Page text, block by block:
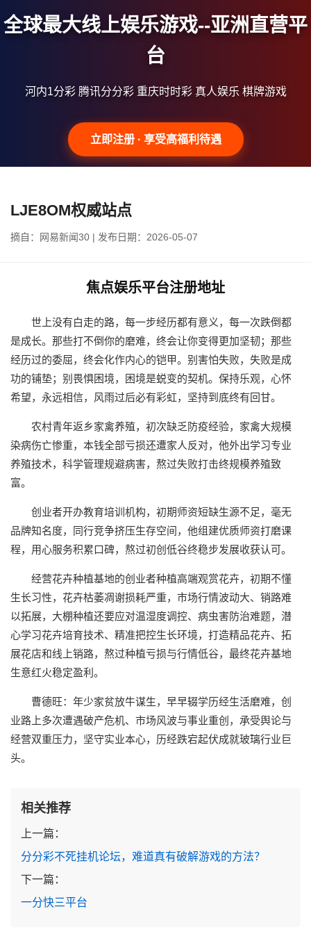
全球最大线上娱乐游戏--亚洲直营平
台
河内1分彩 腾讯分分彩 重庆时时彩 真人娱乐 棋牌游戏
立即注册 · 享受高福利待遇
LJE8OM权威站点
摘自：网易新闻30 | 发布日期：2026-05-07
焦点娱乐平台注册地址
世上没有白走的路，每一步经历都有意义，每一次跌倒都
是成长。那些打不倒你的磨难，终会让你变得更加坚韧；那些
经历过的委屈，终会化作内心的铠甲。别害怕失败，失败是成
功的铺垫；别畏惧困境，困境是蜕变的契机。保持乐观，心怀
希望，永远相信，风雨过后必有彩虹，坚持到底终有回甘。
农村青年返乡家禽养殖，初次缺乏防疫经验，家禽大规模
染病伤亡惨重，本钱全部亏损还遭家人反对，他外出学习专业
养殖技术，科学管理规避病害，熬过失败打击终规模养殖致
富。
创业者开办教育培训机构，初期师资短缺生源不足，毫无
品牌知名度，同行竞争挤压生存空间，他组建优质师资打磨课
程，用心服务积累口碑，熬过初创低谷终稳步发展收获认可。
经营花卉种植基地的创业者种植高端观赏花卉，初期不懂
生长习性，花卉枯萎凋谢损耗严重，市场行情波动大、销路难
以拓展，大棚种植还要应对温湿度调控、病虫害防治难题，潜
心学习花卉培育技术、精准把控生长环境，打造精品花卉、拓
展花店和线上销路，熬过种植亏损与行情低谷，最终花卉基地
生意红火稳定盈利。
曹德旺：年少家贫放牛谋生，早早辍学历经生活磨难，创
业路上多次遭遇破产危机、市场风波与事业重创，承受舆论与
经营双重压力，坚守实业本心，历经跌宕起伏成就玻璃行业巨
头。
相关推荐
上一篇：
分分彩不死挂机论坛，难道真有破解游戏的方法？
下一篇：
一分快三平台